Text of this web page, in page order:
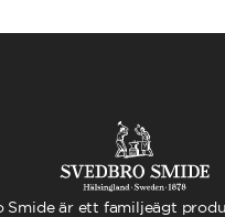
Smide är ett familjeägt